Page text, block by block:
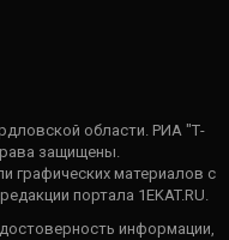
области. РИА "Т-
защищены.
графических материалов с
портала 1EKAT.RU.
информации,